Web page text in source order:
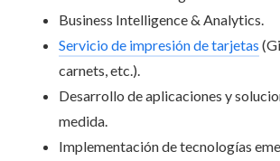
Business Intelligence & Analytics.
Servicio de impresión de tarjetas
carnets, etc.).
Desarrollo de aplicaciones y
medida.
Implementación de tecnologías